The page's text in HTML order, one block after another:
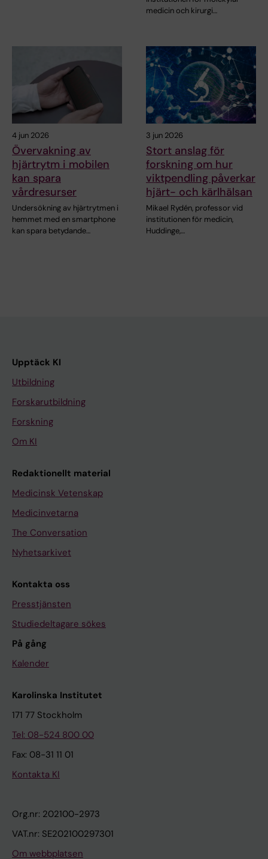
medicin och kirurgi…
4 jun 2026
Övervakning av
hjärtrytm i mobilen
kan spara
vårdresurser
Undersökning av hjärtrytmen i
hemmet med en smartphone
kan spara betydande…
3 jun 2026
Stort anslag för
forskning om hur
viktpendling påverkar
hjärt- och kärlhälsan
Mikael Rydén, professor vid
institutionen för medicin,
Huddinge,…
Upptäck KI
Utbildning
Forskarutbildning
Forskning
Om KI
Redaktionellt material
Medicinsk Vetenskap
Medicinvetarna
The Conversation
Nyhetsarkivet
Kontakta oss
Presstjänsten
Studiedeltagare sökes
På gång
Kalender
Karolinska Institutet
171 77 Stockholm
Tel: 08-524 800 00
Fax: 08-31 11 01
Kontakta KI
Org.nr: 202100-2973
VAT.nr: SE202100297301
Om webbplatsen